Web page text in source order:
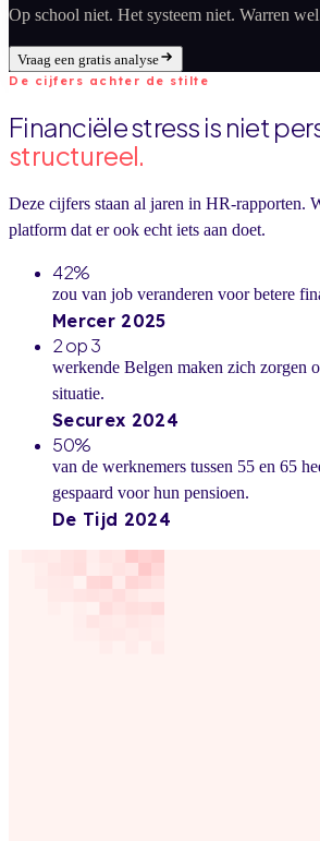
Op school niet. Het systeem niet. Warren
Vraag een gratis analyse
De cijfers achter de stilte
Financiële stress is niet
structureel.
Deze cijfers staan al jaren in HR-rapporten.
platform dat er ook echt iets aan doet.
42%
zou van job veranderen voor betere
Mercer 2025
2 op 3
werkende Belgen maken zich zorgen
situatie.
Securex 2024
50%
van de werknemers tussen 55 en 65
gespaard voor hun pensioen.
De Tijd 2024